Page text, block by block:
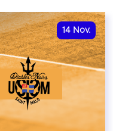
14 Nov.